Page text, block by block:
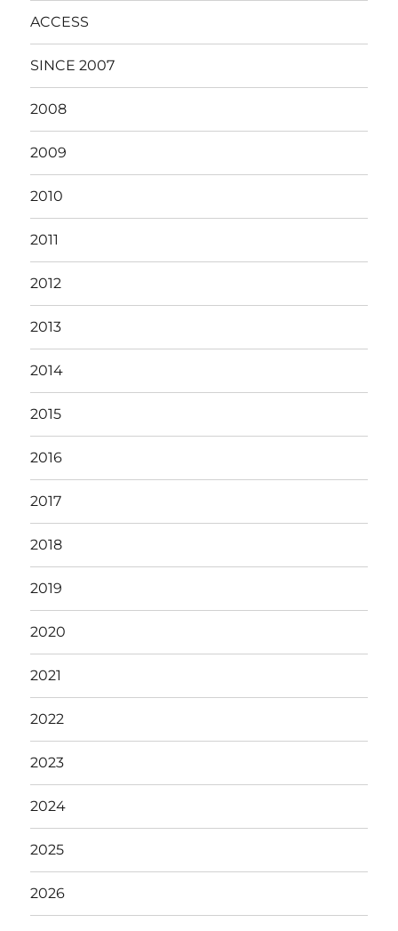
ACCESS
SINCE 2007
2008
2009
2010
2011
2012
2013
2014
2015
2016
2017
2018
2019
2020
2021
2022
2023
2024
2025
2026